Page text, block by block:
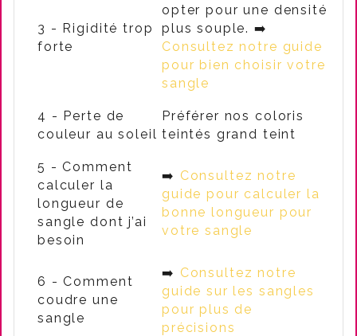
3 - Rigidité trop
forte
opter pour une densité
plus souple. ➡️
Consultez notre guide
pour bien choisir votre
sangle
4 - Perte de
couleur au soleil
Préférer nos coloris
teintés grand teint
5 - Comment
calculer la
longueur de
sangle dont j’ai
besoin
➡️ Consultez notre
guide pour calculer la
bonne longueur pour
votre sangle
6 - Comment
coudre une
sangle
➡️ Consultez notre
guide sur les sangles
pour plus de
précisions